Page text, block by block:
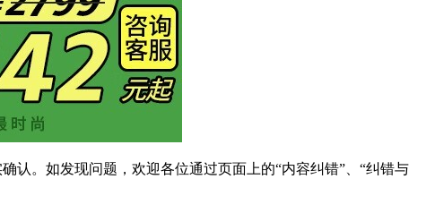
认。如发现问题，欢迎各位通过页面上的“内容纠错”、“纠错与